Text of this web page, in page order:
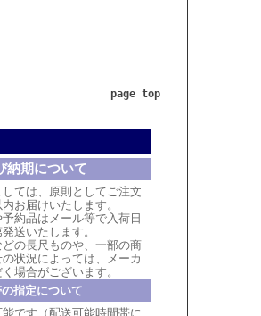
page top
納期について
ては、原則としてご注文
お届けいたします。
約品はメール等で入荷日
送いたします。
の長尺ものや、一部の商
状況によっては、メーカ
場合がございます。
指定について
です（配送可能時間帯に